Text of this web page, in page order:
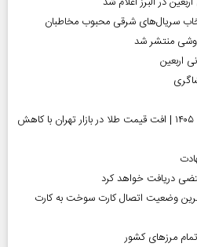
سریال‌های شرقی محبوب مخاطبان
منتشر شد
اربعین
قیمت طلا و سکه امروز ۱۱ مرداد ۱۴۰۵ | افت قیمت طلا در بازار تهران با کاهش
دریافت خواهد کرد
| آخرین وضعیت اتصال کارت سوخت به کارت